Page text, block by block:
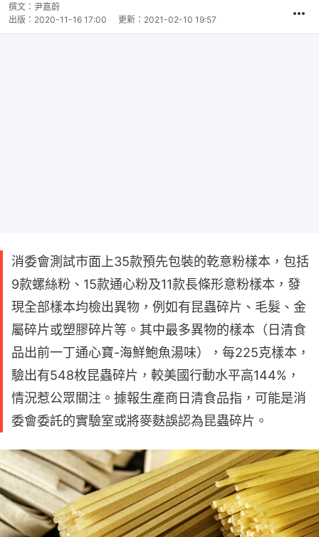
撰文： 尹嘉蔚
出版： 2020-11-16 17:00 更新： 2021-02-10 19:57
消委會測試市面上35款預先包裝的乾意粉樣本，包括
9款螺絲粉、15款通心粉及11款長條形意粉樣本，發
現全部樣本均檢出異物，例如有昆蟲碎片、毛髮、金
屬碎片或塑膠碎片等。其中最多異物的樣本（日清食
品出前一丁通心寶-海鮮鮑魚湯味），每225克樣本，
驗出有548枚昆蟲碎片，較美國行動水平高144%，
情況惹公眾關注。據報生產商日清食品指，可能是消
委會委託的實驗室或將麥麩誤認為昆蟲碎片。